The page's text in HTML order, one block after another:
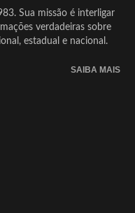
Sua missão é interligar
verdadeiras sobre
estadual e nacional.
SAIBA MAIS